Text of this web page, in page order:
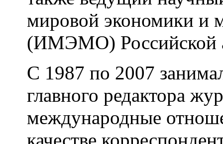
мировой экономики и
(ИМЭМО) Российской
С 1987 по 2007
главного редактора
международные